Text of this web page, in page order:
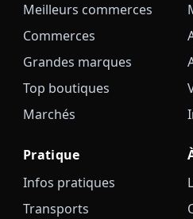
Meilleurs commerces
Commerces
Grandes marques
Top boutiques
Marchés
Pratique
Infos pratiques
Transports